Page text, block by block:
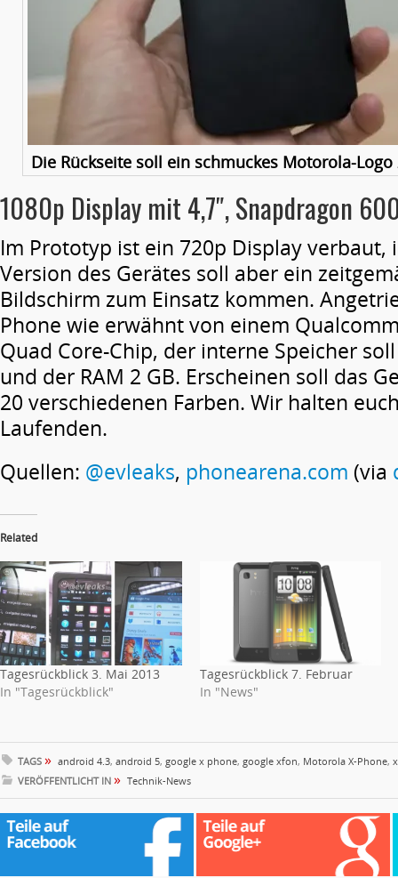
Die Rückseite soll ein schmuckes Motorola-
1080p Display mit 4,7″, Snapdragon
Im Prototyp ist ein 720p Display verbaut,
Version des Gerätes soll aber ein
Bildschirm zum Einsatz kommen.
Phone wie erwähnt von einem
Quad Core-Chip, der interne Speicher
und der RAM 2 GB. Erscheinen soll das
20 verschiedenen Farben. Wir halten
Laufenden.
Quellen: @evleaks, phonearena.com (via
Related
Tagesrückblick 3. Mai 2013
In "Tagesrückblick"
Tagesrückblick 7. Februar
In "News"
TAGS » android 4.3, android 5, google x phone, google xfon, Motorola X-Phone,
VERÖFFENTLICHT IN » Technik-News